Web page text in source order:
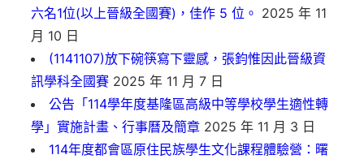
六名1位(以上晉級全國賽)，佳作 5 位。 2025 年 11
月 10 日
(1141107)放下碗筷寫下靈感，張鈞惟因此晉級資
訊學科全國賽 2025 年 11 月 7 日
公告「114學年度基隆區高級中等學校學生適性轉
學」實施計畫、行事曆及簡章 2025 年 11 月 3 日
114年度都會區原住民族學生文化課程體驗營：曙